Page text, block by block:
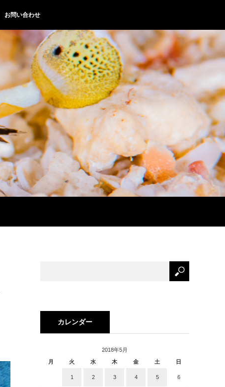
お問い合わせ
カレンダー
2018年5月
月
火 水 木 金 土 日
1 2 3 4 5 6